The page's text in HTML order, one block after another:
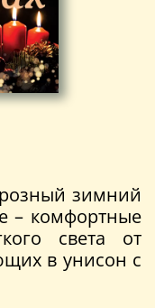
зимний
– комфортные
света от
в унисон с